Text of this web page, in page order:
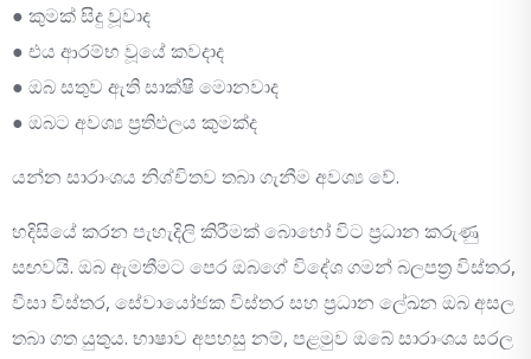
● කුමක් සිදු වූවාද
● එය ආරම්භ වූයේ කවදාද
● ඔබ සතුව ඇති සාක්ෂි මොනවාද
● ඔබට අවශ්‍ය ප්‍රතිඵලය කුමක්ද
යන්න සාරාංශය නිශ්චිතව තබා ගැනීම අවශ්‍ය වේ.
හදිසියේ කරන පැහැදිලි කිරීමක් බොහෝ විට ප්‍රධාන කරුණු
සඟවයි. ඔබ ඇමතීමට පෙර ඔබගේ විදේශ ගමන් බලපත්‍ර විස්තර,
වීසා විස්තර, සේවායෝජක විස්තර සහ ප්‍රධාන ලේඛන ඔබ අසල
තබා ගත යුතුය. භාෂාව අපහසු නම්, පළමුව ඔබේ සාරාංශය සරල